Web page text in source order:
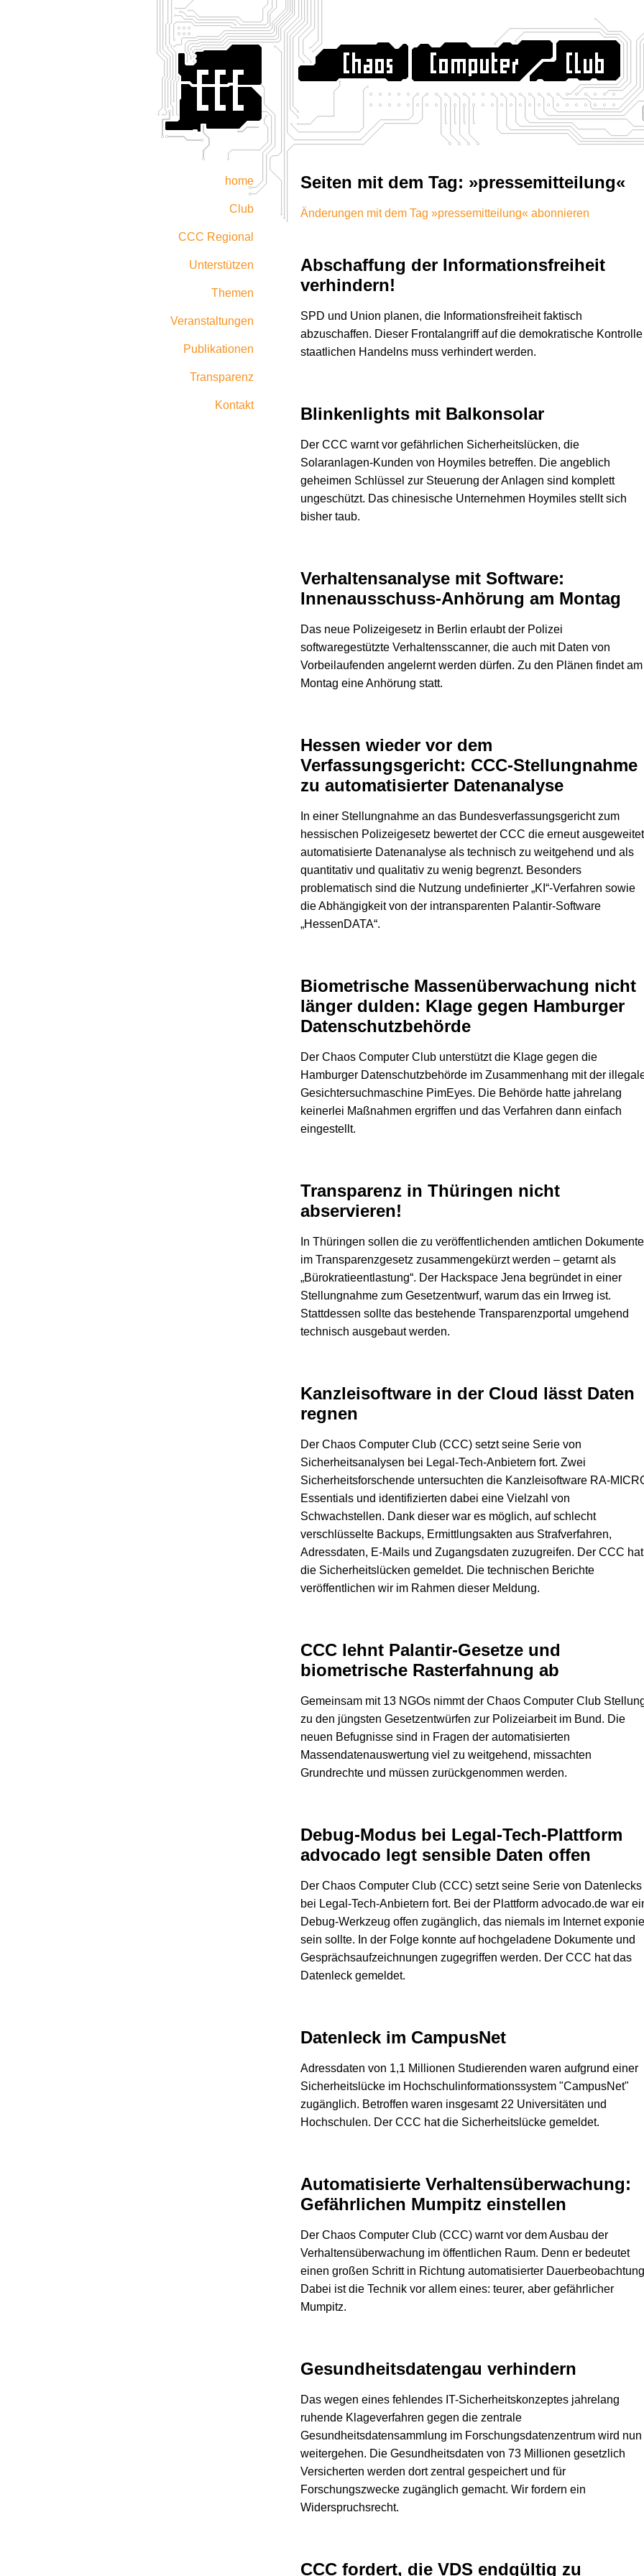
home
Club
CCC Regional
Unterstützen
Themen
Veranstaltungen
Publikationen
Transparenz
Kontakt
Seiten mit dem Tag: »pressemitteilung«
Änderungen mit dem Tag »pressemitteilung« abonnieren
Abschaffung der Informationsfreiheit
verhindern!
SPD und Union planen, die Informationsfreiheit faktisch
abzuschaffen. Dieser Frontalangriff auf die demokratische Kontrolle
staatlichen Handelns muss verhindert werden.
Blinkenlights mit Balkonsolar
Der CCC warnt vor gefährlichen Sicherheitslücken, die
Solaranlagen-Kunden von Hoymiles betreffen. Die angeblich
geheimen Schlüssel zur Steuerung der Anlagen sind komplett
ungeschützt. Das chinesische Unternehmen Hoymiles stellt sich
bisher taub.
Verhaltensanalyse mit Software:
Innenausschuss-Anhörung am Montag
Das neue Polizeigesetz in Berlin erlaubt der Polizei
softwaregestützte Verhaltensscanner, die auch mit Daten von
Vorbeilaufenden angelernt werden dürfen. Zu den Plänen findet am
Montag eine Anhörung statt.
Hessen wieder vor dem
Verfassungsgericht: CCC-Stellungnahme
zu automatisierter Datenanalyse
In einer Stellungnahme an das Bundesverfassungsgericht zum
hessischen Polizeigesetz bewertet der CCC die erneut
automatisierte Datenanalyse als technisch zu weitgehend und als
quantitativ und qualitativ zu wenig begrenzt. Besonders
problematisch sind die Nutzung undefinierter „KI“-Verfahren sowie
die Abhängigkeit von der intransparenten Palantir-Software
„HessenDATA“.
Biometrische Massenüberwachung nicht
länger dulden: Klage gegen Hamburger
Datenschutzbehörde
Der Chaos Computer Club unterstützt die Klage gegen die
Hamburger Datenschutzbehörde im Zusammenhang mit der
Gesichtersuchmaschine PimEyes. Die Behörde hatte jahrelang
keinerlei Maßnahmen ergriffen und das Verfahren dann einfach
eingestellt.
Transparenz in Thüringen nicht
abservieren!
In Thüringen sollen die zu veröffentlichenden amtlichen Dokumente
im Transparenzgesetz zusammengekürzt werden – getarnt als
„Bürokratieentlastung“. Der Hackspace Jena begründet in einer
Stellungnahme zum Gesetzentwurf, warum das ein Irrweg ist.
Stattdessen sollte das bestehende Transparenzportal umgehend
technisch ausgebaut werden.
Kanzleisoftware in der Cloud lässt Daten
regnen
Der Chaos Computer Club (CCC) setzt seine Serie von
Sicherheitsanalysen bei Legal-Tech-Anbietern fort. Zwei
Sicherheitsforschende untersuchten die Kanzleisoftware RA-
Essentials und identifizierten dabei eine Vielzahl von
Schwachstellen. Dank dieser war es möglich, auf schlecht
verschlüsselte Backups, Ermittlungsakten aus Strafverfahren,
Adressdaten, E-Mails und Zugangsdaten zuzugreifen. Der CCC hat
die Sicherheitslücken gemeldet. Die technischen Berichte
veröffentlichen wir im Rahmen dieser Meldung.
CCC lehnt Palantir-Gesetze und
biometrische Rasterfahnung ab
Gemeinsam mit 13 NGOs nimmt der Chaos Computer Club
zu den jüngsten Gesetzentwürfen zur Polizeiarbeit im Bund. Die
neuen Befugnisse sind in Fragen der automatisierten
Massendatenauswertung viel zu weitgehend, missachten
Grundrechte und müssen zurückgenommen werden.
Debug-Modus bei Legal-Tech-Plattform
advocado legt sensible Daten offen
Der Chaos Computer Club (CCC) setzt seine Serie von Datenlecks
bei Legal-Tech-Anbietern fort. Bei der Plattform advocado.de war
Debug-Werkzeug offen zugänglich, das niemals im Internet
sein sollte. In der Folge konnte auf hochgeladene Dokumente und
Gesprächsaufzeichnungen zugegriffen werden. Der CCC hat das
Datenleck gemeldet.
Datenleck im CampusNet
Adressdaten von 1,1 Millionen Studierenden waren aufgrund einer
Sicherheitslücke im Hochschulinformationssystem "CampusNet"
zugänglich. Betroffen waren insgesamt 22 Universitäten und
Hochschulen. Der CCC hat die Sicherheitslücke gemeldet.
Automatisierte Verhaltensüberwachung:
Gefährlichen Mumpitz einstellen
Der Chaos Computer Club (CCC) warnt vor dem Ausbau der
Verhaltensüberwachung im öffentlichen Raum. Denn er bedeutet
einen großen Schritt in Richtung automatisierter
Dabei ist die Technik vor allem eines: teurer, aber gefährlicher
Mumpitz.
Gesundheitsdatengau verhindern
Das wegen eines fehlendes IT-Sicherheitskonzeptes jahrelang
ruhende Klageverfahren gegen die zentrale
Gesundheitsdatensammlung im Forschungsdatenzentrum wird nun
weitergehen. Die Gesundheitsdaten von 73 Millionen gesetzlich
Versicherten werden dort zentral gespeichert und für
Forschungszwecke zugänglich gemacht. Wir fordern ein
Widerspruchsrecht.
CCC fordert, die VDS endgültig zu